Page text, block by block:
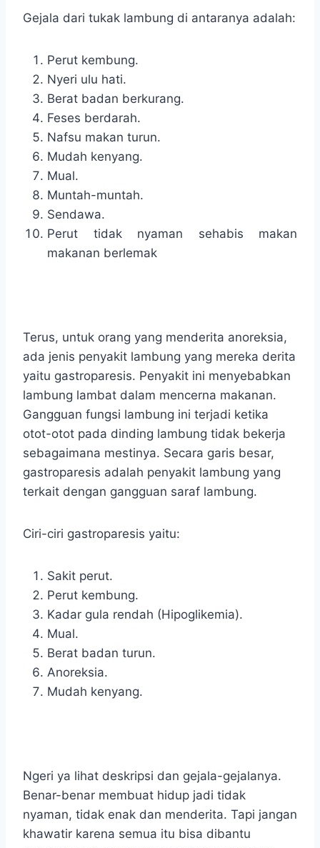
Gejala dari tukak lambung di antaranya adalah:
Perut kembung.
Nyeri ulu hati.
Berat badan berkurang.
Feses berdarah.
Nafsu makan turun.
Mudah kenyang.
Mual.
Muntah-muntah.
Sendawa.
Perut tidak nyaman sehabis makan
makanan berlemak
Terus, untuk orang yang menderita anoreksia,
ada jenis penyakit lambung yang mereka derita
yaitu gastroparesis. Penyakit ini menyebabkan
lambung lambat dalam mencerna makanan.
Gangguan fungsi lambung ini terjadi ketika
otot-otot pada dinding lambung tidak bekerja
sebagaimana mestinya. Secara garis besar,
gastroparesis adalah penyakit lambung yang
terkait dengan gangguan saraf lambung.
Ciri-ciri gastroparesis yaitu:
Sakit perut.
Perut kembung.
Kadar gula rendah (Hipoglikemia).
Mual.
Berat badan turun.
Anoreksia.
Mudah kenyang.
Ngeri ya lihat deskripsi dan gejala-gejalanya.
Benar-benar membuat hidup jadi tidak
nyaman, tidak enak dan menderita. Tapi jangan
khawatir karena semua itu bisa dibantu